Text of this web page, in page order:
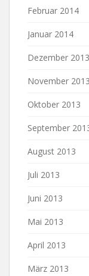
Februar 2014
Januar 2014
Dezember 2013
November 2013
Oktober 2013
September
August 2013
Juli 2013
Juni 2013
Mai 2013
April 2013
März 2013